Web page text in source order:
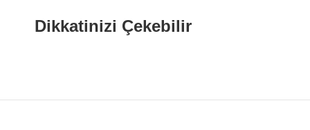
Dikkatinizi Çekebilir